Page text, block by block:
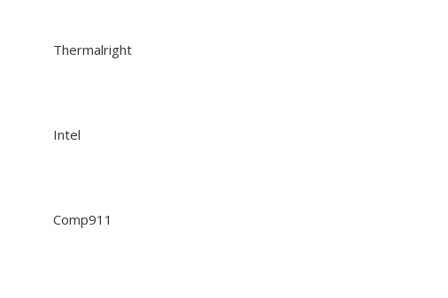
Thermalright
Intel
Comp911